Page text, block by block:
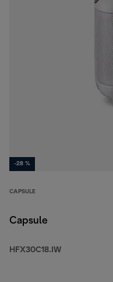
-28 %
CAPSULE
Capsule
HFX30C18.IW